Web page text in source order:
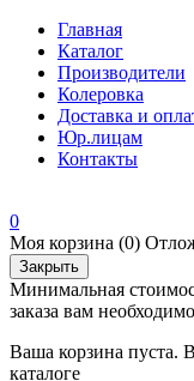
Главная
Каталог
Производители
Колеровка
Доставка и
Юр.лицам
Контакты
0
Моя корзина (0)
Закрыть
Минимальная
заказа вам
Ваша корзина пуста.
каталоге